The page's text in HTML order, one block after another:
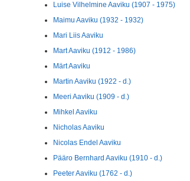
Luise Vilhelmine Aaviku (1907 - 1975)
Maimu Aaviku (1932 - 1932)
Mari Liis Aaviku
Mart Aaviku (1912 - 1986)
Märt Aaviku
Martin Aaviku (1922 - d.)
Meeri Aaviku (1909 - d.)
Mihkel Aaviku
Nicholas Aaviku
Nicolas Endel Aaviku
Pääro Bernhard Aaviku (1910 - d.)
Peeter Aaviku (1762 - d.)